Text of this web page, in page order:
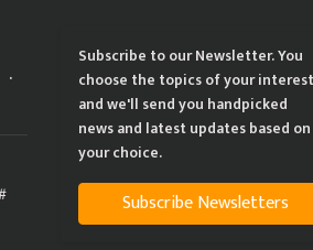
Subscribe to our Newsletter. You
choose the topics of your interest
and we'll send you handpicked
news and latest updates based on
your choice.
Subscribe Newsletters